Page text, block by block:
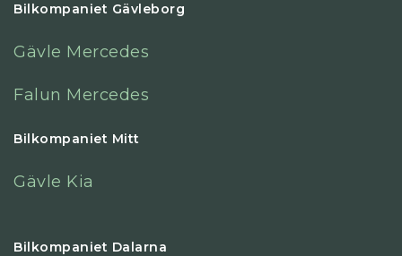
Bilkompaniet Gävleborg
Gävle Mercedes
Falun Mercedes
Bilkompaniet Mitt
Gävle Kia
Bilkompaniet Dalarna